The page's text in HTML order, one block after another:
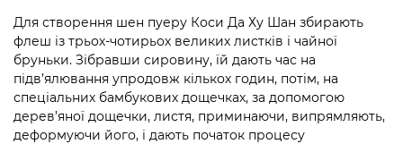
Для створення шен пуеру Коси Да Ху Шан збирають
флеш із трьох-чотирьох великих листків і чайної
бруньки. Зібравши сировину, їй дають час на
підв’ялювання упродовж кількох годин, потім, на
спеціальних бамбукових дощечках, за допомогою
дерев’яної дощечки, листя, приминаючи, випрямляють,
деформуючи його, і дають початок процесу